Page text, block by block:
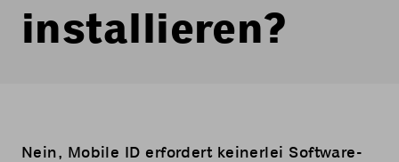
installieren?
Nein, Mobile ID erfordert keinerlei Software-